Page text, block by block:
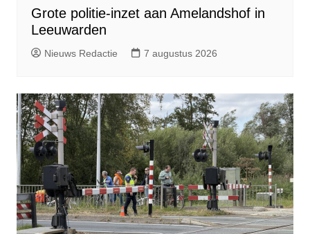
Grote politie-inzet aan Amelandshof in
Leeuwarden
Nieuws Redactie 7 augustus 2026